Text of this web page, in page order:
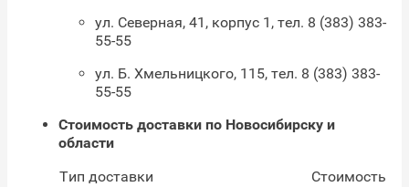
ул. Северная, 41, корпус 1, тел. 8 (383) 383-
55-55
ул. Б. Хмельницкого, 115, тел. 8 (383) 383-
55-55
Стоимость доставки по Новосибирску и
области
Тип доставки
Стоимость